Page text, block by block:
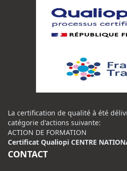
La certification de qualité à été
catégorie d'actions suivante:
ACTION DE FORMATION
Certificat Qualiopi CENTRE
CONTACT